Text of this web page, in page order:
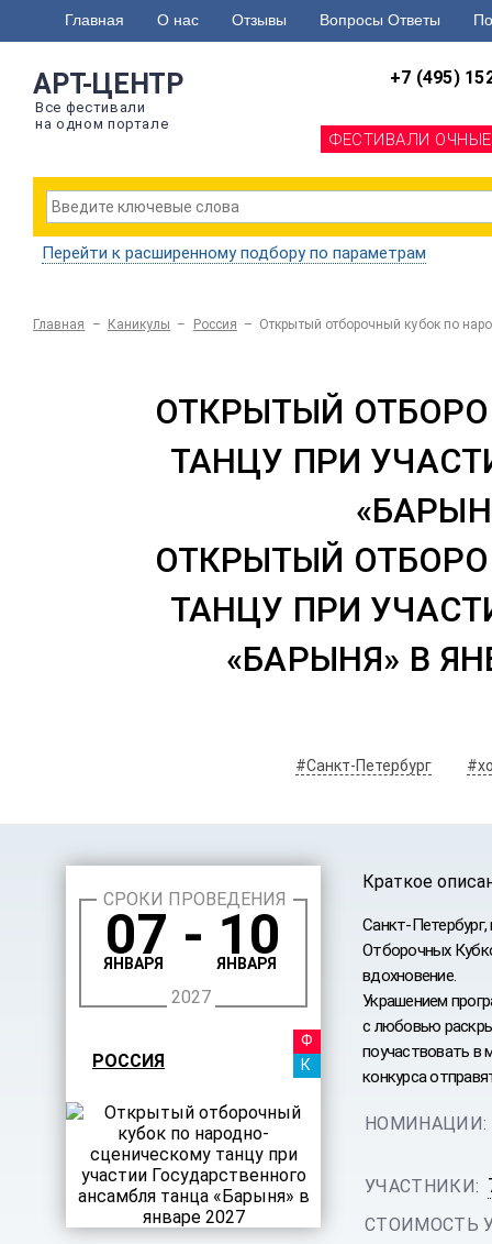
Главная О нас Отзывы Вопросы Ответы
АРТ-ЦЕНТР
Все фестивали
на одном портале
+7 (495)
ФЕСТИВАЛИ ОЧНЫЕ
Перейти к расширенному подбору по параметрам
Главная – Каникулы – Россия – Открытый отборочный кубок по
ОТКРЫТЫЙ
ТАНЦУ ПРИ
ОТКРЫТЫЙ
ТАНЦУ ПРИ
«БАРЫНЯ» В
#Санкт-Петербург
СРОКИ ПРОВЕДЕНИЯ
07 - 10
ЯНВАРЯ ЯНВАРЯ
2027
РОССИЯ
Краткое
Санкт-
Отборочных
вдохновение.
Украшением
с любовью
поучаствовать в
конкурса
НОМИНАЦИИ:
УЧАСТНИКИ:
СТОИМОСТЬ